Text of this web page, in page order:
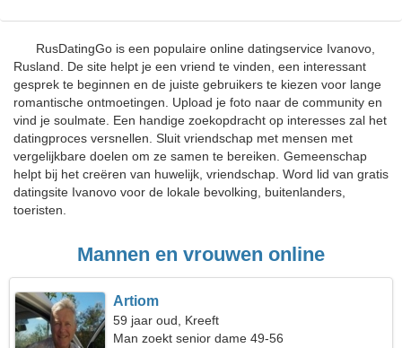
RusDatingGo is een populaire online datingservice Ivanovo,
Rusland. De site helpt je een vriend te vinden, een interessant
gesprek te beginnen en de juiste gebruikers te kiezen voor lange
romantische ontmoetingen. Upload je foto naar de community en
vind je soulmate. Een handige zoekopdracht op interesses zal het
datingproces versnellen. Sluit vriendschap met mensen met
vergelijkbare doelen om ze samen te bereiken. Gemeenschap
helpt bij het creëren van huwelijk, vriendschap. Word lid van gratis
datingsite Ivanovo voor de lokale bevolking, buitenlanders,
toeristen.
Mannen en vrouwen online
Artiom
59 jaar oud, Kreeft
Man zoekt senior dame 49-56